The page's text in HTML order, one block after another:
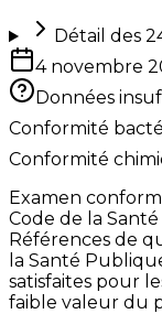
Détail des
4 novembre
Données
Conformité
Conformité
Examen
Code de la Santé
Références de
la Santé
satisfaites pour
faible valeur du